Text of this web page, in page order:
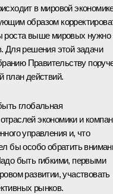
в мировой
образом
роста выше мировых нужно
Для решения этой задачи
Правительству
план действий.
глобальная
экономики и
управления и, что
бы особо обратить
быть гибкими, первыми
развитии, участвовать
рынков.